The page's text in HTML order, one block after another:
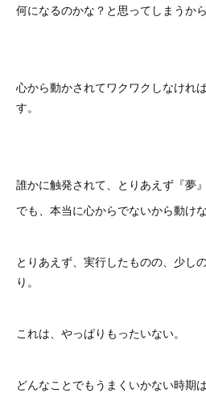
何になるのかな？と思ってしまうから
心から動かされてワクワクしなけれ
す。
誰かに触発されて、とりあえず『夢
でも、本当に心からでないから動け
とりあえず、実行したものの、少し
り。
これは、やっぱりもったいない。
どんなことでもうまくいかない時期